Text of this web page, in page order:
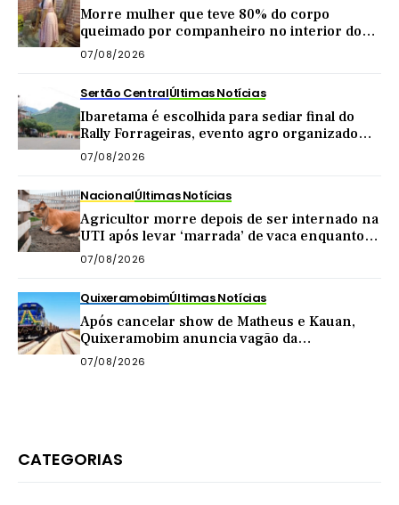
Morre mulher que teve 80% do corpo
queimado por companheiro no interior do
Ceará
07/08/2026
Sertão CentralÚltimas Notícias
Ibaretama é escolhida para sediar final do
Rally Forrageiras, evento agro organizado
pela CNA
07/08/2026
NacionalÚltimas Notícias
Agricultor morre depois de ser internado na
UTI após levar ‘marrada’ de vaca enquanto
tirava leite
07/08/2026
QuixeramobimÚltimas Notícias
Após cancelar show de Matheus e Kauan,
Quixeramobim anuncia vagão da
Transnordestina como atração de
aniversário do município
07/08/2026
CATEGORIAS